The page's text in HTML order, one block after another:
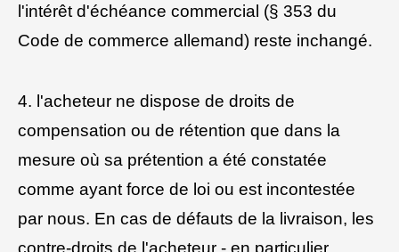
l'intérêt d'échéance commercial (§ 353 du
Code de commerce allemand) reste inchangé.
4. l'acheteur ne dispose de droits de
compensation ou de rétention que dans la
mesure où sa prétention a été constatée
comme ayant force de loi ou est incontestée
par nous. En cas de défauts de la livraison, les
contre-droits de l'acheteur - en particulier